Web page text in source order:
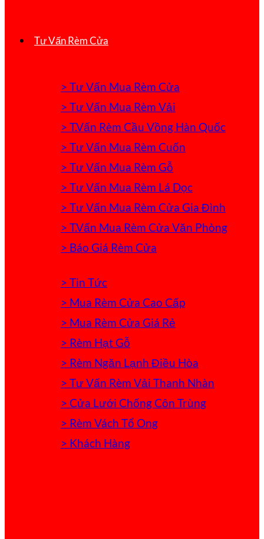
Tư Vấn Rèm Cửa
> Tư Vấn Mua Rèm Cửa
> Tư Vấn Mua Rèm Vải
> T.Vấn Rèm Cầu Vồng Hàn Quốc
> Tư Vấn Mua Rèm Cuốn
> Tư Vấn Mua Rèm Gỗ
> Tư Vấn Mua Rèm Lá Dọc
> Tư Vấn Mua Rèm Cửa Gia Đình
> T.Vấn Mua Rèm Cửa Văn Phòng
> Báo Giá Rèm Cửa
> Tin Tức
> Mua Rèm Cửa Cao Cấp
> Mua Rèm Cửa Giá Rẻ
> Rèm Hạt Gỗ
> Rèm Ngăn Lạnh Điều Hòa
> Tư Vấn Rèm Vải Thanh Nhàn
> Cửa Lưới Chống Côn Trùng
> Rèm Vách Tổ Ong
> Khách Hàng